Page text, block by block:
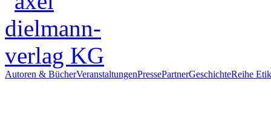
Autoren & BücherVeranstaltungenPressePartnerGeschichteReihe